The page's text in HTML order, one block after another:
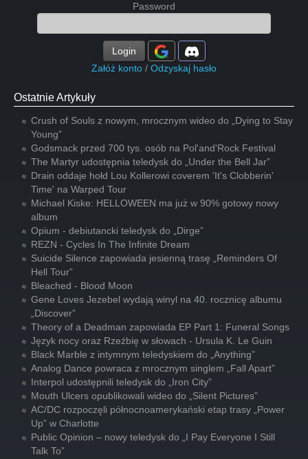
Password
Login
Załóż konto / Odzyskaj hasło
Ostatnie Artykuły
Crush of Souls z nowym, mrocznym wideo do „Dying to Stay
Young”
Godsmack przed 700 tys. osób na Pol'and'Rock Festival
The Martyr udostępnia teledysk do „Under the Bell Jar”
Drain oddaje hołd Lou Kollerowi coverem 'It's Clobberin'
Time' na Warped Tour
Michael Kiske: HELLOWEEN ma już w 90% gotowy nowy
album
Opium - debiutancki teledysk do „Dirge”
REZN - Cycles In The Infinite Dream
Suicide Silence zapowiada jesienną trasę „Reminders Of
Hell Tour”
Bleached - Blood Moon
Gene Loves Jezebel wydają winyl na 40. rocznicę albumu
„Discover”
Theory of a Deadman zapowiada EP Part 1: Funeral Songs
Język nocy oraz Rzeźbię w słowach - Ursula K. Le Guin
Black Marble z intymnym teledyskiem do „Anything”
Analog Dance powraca z mrocznym singlem „Fall Apart”
Interpol udostępnili teledysk do „Iron City”
Mouth Ulcers opublikowali wideo do „Silent Pictures”
AC/DC rozpoczęli północnoamerykański etap trasy „Power
Up” w Charlotte
Public Opinion – nowy teledysk do „I Pay Everyone I Still
Talk To”